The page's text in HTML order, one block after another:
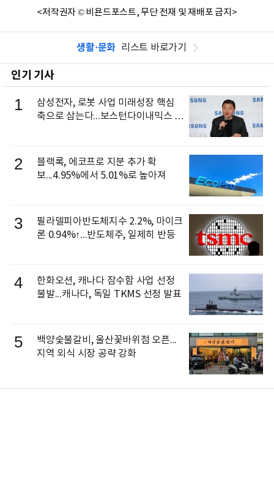
<저작권자 © 비욘드포스트, 무단 전재 및 재배포 금지>
생활·문화 리스트 바로가기
인기 기사
1
삼성전자, 로봇 사업 미래성장 핵심
축으로 삼는다...보스턴다이내믹스 출
2
블랙록, 에코프로 지분 추가 확
보...4.95%에서 5.01%로 높아져
3
필라델피아반도체지수 2.2%, 마이크
론 0.94%↑...반도체주, 일제히 반등
4
한화오션, 캐나다 잠수함 사업 선정
불발...캐나다, 독일 TKMS 선정 발표
5
백양숯불갈비, 울산꽃바위점 오픈...
지역 외식 시장 공략 강화